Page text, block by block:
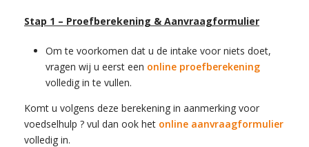
Stap 1 – Proefberekening & Aanvraagformulier
Om te voorkomen dat u de intake voor niets doet,
vragen wij u eerst een online proefberekening
volledig in te vullen.
Komt u volgens deze berekening in aanmerking voor
voedselhulp ? vul dan ook het online aanvraagformulier
volledig in.